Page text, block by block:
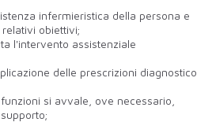
infermieristica della persona e
obiettivi;
l'intervento assistenziale
delle prescrizioni diagnostico
si avvale, ove necessario,